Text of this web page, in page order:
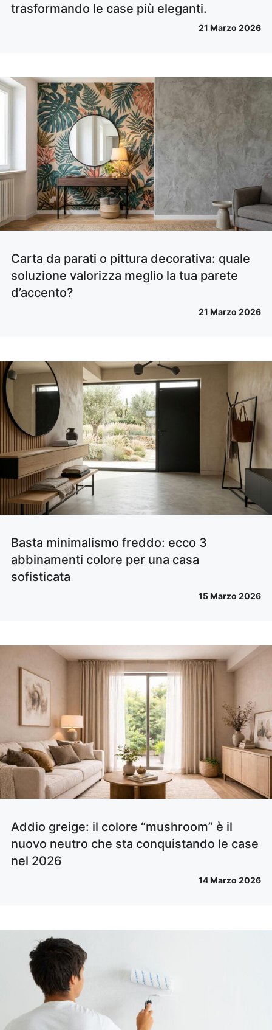
trasformando le case più eleganti.
21 Marzo 2026
Carta da parati o pittura decorativa: quale
soluzione valorizza meglio la tua parete
d’accento?
21 Marzo 2026
Basta minimalismo freddo: ecco 3
abbinamenti colore per una casa
sofisticata
15 Marzo 2026
Addio greige: il colore “mushroom” è il
nuovo neutro che sta conquistando le case
nel 2026
14 Marzo 2026